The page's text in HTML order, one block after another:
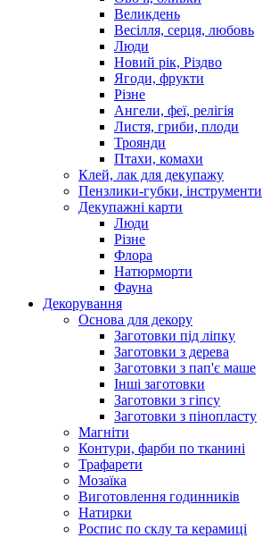
Великдень
Весілля, серця, любовь
Люди
Новий рік, Різдво
Ягоди, фрукти
Різне
Ангели, феї, релігія
Листя, гриби, плоди
Троянди
Птахи, комахи
Клей, лак для декупажу
Пензлики-губки, інструменти
Декупажні карти
Люди
Різне
Флора
Натюрморти
Фауна
Декорування
Основа для декору
Заготовки під ліпку
Заготовки з дерева
Заготовки з пап'є маше
Інші заготовки
Заготовки з гіпсу
Заготовки з пінопласту
Магніти
Контури, фарби по тканині
Трафарети
Мозаїка
Виготовлення годинників
Натирки
Роспис по склу та керамиці